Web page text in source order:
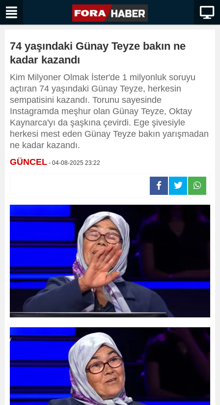
74 yaşındaki Günay Teyze bakın ne
kadar kazandı
Kim Milyoner Olmak İster'de 1 milyonluk soruyu
açtıran 74 yaşındaki Günay Teyze, herkesin
sempatisini kazandı. Torunu sayesinde
Instagramda meşhur olan Günay Teyze, Oktay
Kaynarca'yı da şaşkına çevirdi. Ege şivesiyle
herkesi mest eden Günay Teyze bakın yarışmadan
ne kadar kazandı.
GÜNCEL - 04-08-2025 23:22